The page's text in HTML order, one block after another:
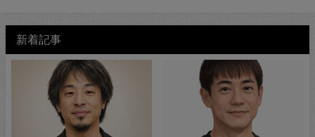
新着記事